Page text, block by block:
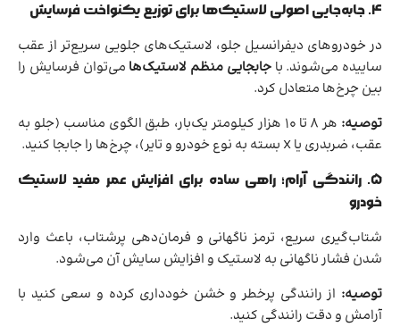
۴. جابه‌جایی اصولی لاستیک‌ها برای توزیع یکنواخت فرسایش
در خودروهای دیفرانسیل جلو، لاستیک‌های جلویی سریع‌تر از عقب
ساییده می‌شوند. باجابجایی منظم لاستیک‌ها می‌توان فرسایش را
بین چرخ‌ها متعادل کرد.
توصیه:
هر ۸ تا ۱۰ هزار کیلومتر یک‌بار، طبق الگوی مناسب (جلو به
عقب، ضربدری یا X بسته به نوع خودرو و تایر)، چرخ‌ها را جابجا کنید.
۵. رانندگی آرام؛ راهی ساده برای افزایش عمر مفید لاستیک
خودرو
شتاب‌گیری سریع، ترمز ناگهانی و فرمان‌دهی پرشتاب، باعث وارد
شدن فشار ناگهانی به لاستیک و افزایش سایش آن می‌شود.
توصیه: از رانندگی پرخطر و خشن خودداری کرده و سعی کنید با
آرامش و دقت رانندگی کنید.